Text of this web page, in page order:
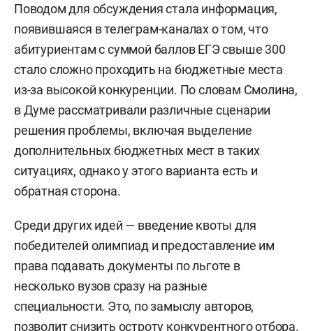
Поводом для обсуждения стала информация,
появившаяся в телеграм-каналах о том, что
абитуриентам с суммой баллов ЕГЭ свыше 300
стало сложно проходить на бюджетные места
из-за высокой конкуренции. По словам Смолина,
в Думе рассматривали различные сценарии
решения проблемы, включая выделение
дополнительных бюджетных мест в таких
ситуациях, однако у этого варианта есть и
обратная сторона.
Среди других идей — введение квоты для
победителей олимпиад и предоставление им
права подавать документы по льготе в
несколько вузов сразу на разные
специальности. Это, по замыслу авторов,
позволит снизить остроту конкурентного отбора.